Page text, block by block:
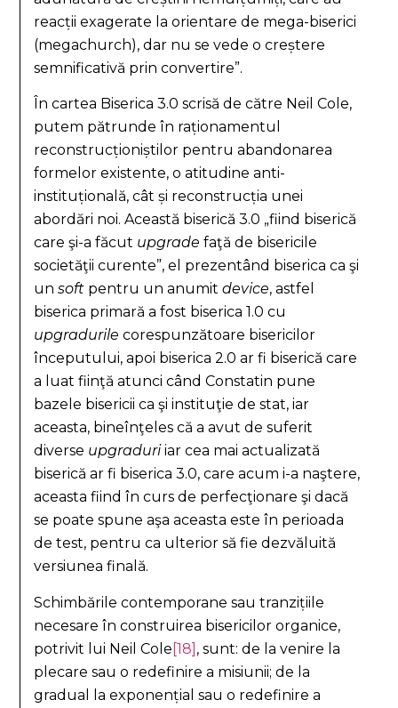
reacții exagerate la orientare de mega-biserici
(megachurch), dar nu se vede o creștere
semnificativă prin convertire”.
În cartea Biserica 3.0 scrisă de către Neil Cole,
putem pătrunde în raționamentul
reconstrucționiștilor pentru abandonarea
formelor existente, o atitudine anti-
instituțională, cât și reconstrucția unei
abordări noi. Această biserică 3.0 „fiind biserică
care şi-a făcut upgrade faţă de bisericile
societăţii curente”, el prezentând biserica ca şi
unsoft pentru un anumitdevice, astfel
biserica primară a fost biserica 1.0 cu
upgradurile corespunzătoare bisericilor
începutului, apoi biserica 2.0 ar fi biserică care
a luat fiinţă atunci când Constatin pune
bazele bisericii ca şi instituţie de stat, iar
aceasta, bineînţeles că a avut de suferit
diverse upgraduriiar cea mai actualizată
biserică ar fi biserica 3.0, care acum i-a naştere,
aceasta fiind în curs de perfecţionare şi dacă
se poate spune aşa aceasta este în perioada
de test, pentru ca ulterior să fie dezvăluită
versiunea finală.
Schimbările contemporane sau tranzițiile
necesare în construirea bisericilor organice,
potrivit lui Neil Cole [18] , sunt: de la venire la
plecare sau o redefinire a misiunii; de la
gradual la exponențial sau o redefinire a